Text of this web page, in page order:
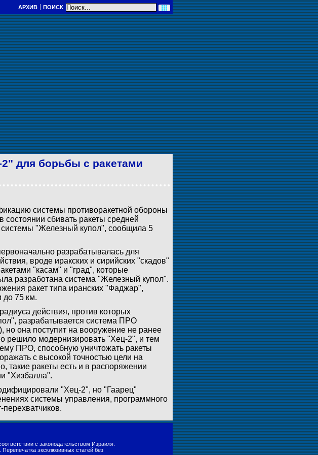
АРХИВ ПОИСК
для борьбы с ракетами
системы противоракетной обороны
сбивать ракеты средней
"Железный купол", сообщила 5
разрабатывалась для
вроде иракских и сирийских "скадов"
"касам" и "град", которые
разработана система "Железный купол".
ракет типа иранских "Фаджар",
до 75 км.
действия, против которых
разрабатывается система ПРО
она поступит на вооружение не ранее
решило модернизировать "Хец-2", и тем
ПРО, способную уничтожать ракеты
с высокой точностью цели на
такие ракеты есть и в распоряжении
"Хизбалла".
"Хец-2", но "Гаарец"
системы управления, программного
с законодательством Израиля.
Перепечатка эксклюзивных статей без